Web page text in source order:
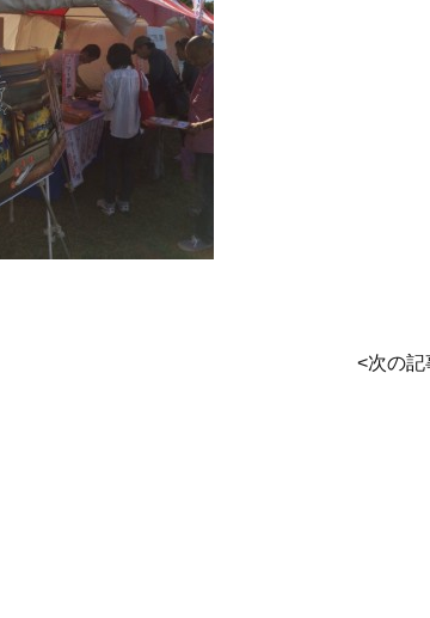
<次の記